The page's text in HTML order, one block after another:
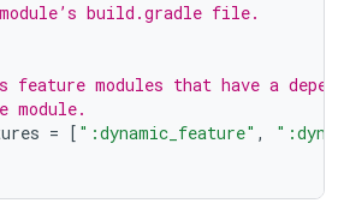
build.gradle file.
modules that have a
module.
= [ ":dynamic_feature" ,